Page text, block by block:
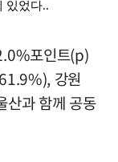
포인트(p)
강원
과 함께 공동